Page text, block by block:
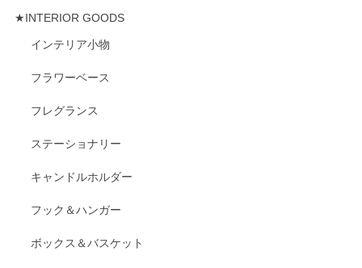
★INTERIOR GOODS
インテリア小物
フラワーベース
フレグランス
ステーショナリー
キャンドルホルダー
フック＆ハンガー
ボックス＆バスケット